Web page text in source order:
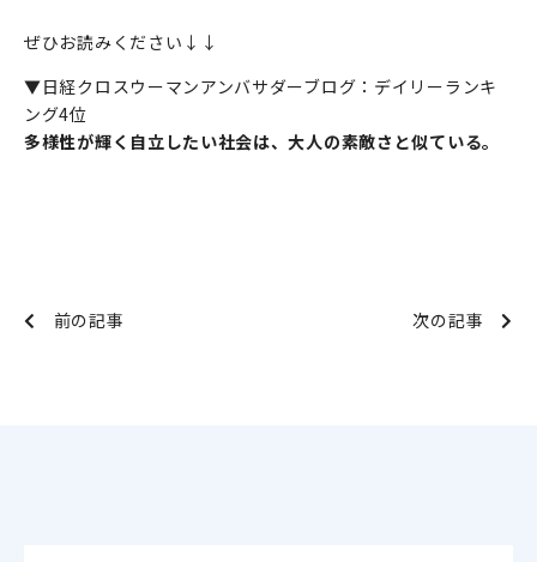
ぜひお読みください↓↓
▼日経クロスウーマンアンバサダーブログ：デイリーランキ
ング4位
多様性が輝く自立したい社会は、大人の素敵さと似ている。
前の記事 次の記事